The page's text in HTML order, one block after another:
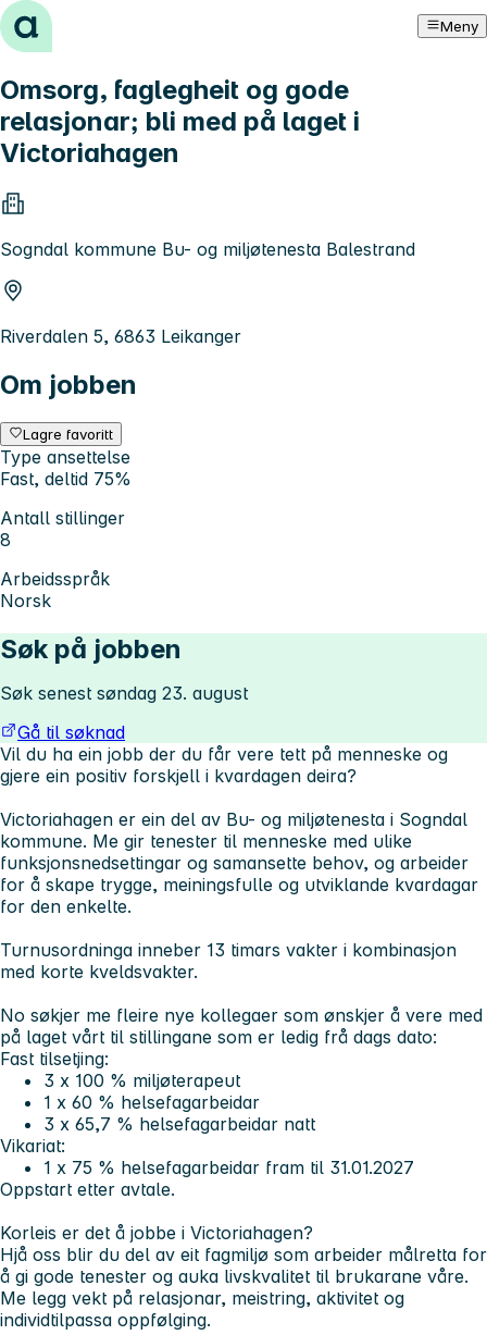
Hopp til innhold Meny
Omsorg, faglegheit og gode
relasjonar; bli med på laget i
Victoriahagen
Sogndal kommune Bu- og miljøtenesta Balestrand
Riverdalen 5, 6863 Leikanger
Om jobben
Lagre favoritt
Type ansettelse
Fast, deltid 75%
Antall stillinger
8
Arbeidsspråk
Norsk
Søk på jobben
Søk senest søndag 23. august
Gå til søknad
Vil du ha ein jobb der du får vere tett på menneske og
gjere ein positiv forskjell i kvardagen deira?
Victoriahagen er ein del av Bu- og miljøtenesta i Sogndal
kommune. Me gir tenester til menneske med ulike
funksjonsnedsettingar og samansette behov, og arbeider
for å skape trygge, meiningsfulle og utviklande kvardagar
for den enkelte.
Turnusordninga inneber 13 timars vakter i kombinasjon
med korte kveldsvakter.
No søkjer me fleire nye kollegaer som ønskjer å vere med
på laget vårt til stillingane som er ledig frå dags dato:
Fast tilsetjing:
3 x 100 % miljøterapeut
1 x 60 % helsefagarbeidar
3 x 65,7 % helsefagarbeidar natt
Vikariat:
1 x 75 % helsefagarbeidar fram til 31.01.2027
Oppstart etter avtale.
Korleis er det å jobbe i Victoriahagen?
Hjå oss blir du del av eit fagmiljø som arbeider målretta for
å gi gode tenester og auka livskvalitet til brukarane våre.
Me legg vekt på relasjonar, meistring, aktivitet og
individtilpassa oppfølging.